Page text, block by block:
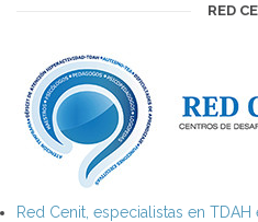
RED
Red Cenit, especialistas en TDAH